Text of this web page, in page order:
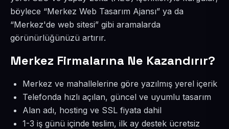
böylece “Merkez Web Tasarım Ajansı” ya da
“Merkez'de web sitesi” gibi aramalarda
görünürlüğünüzü artırır.
Merkez Firmalarına Ne Kazandırır?
Merkez ve mahallelerine göre yazılmış yerel içerik
Telefonda hızlı açılan, güncel ve uyumlu tasarım
Alan adı, hosting ve SSL fiyata dahil
1-3 iş günü içinde teslim, ilk ay destek ücretsiz